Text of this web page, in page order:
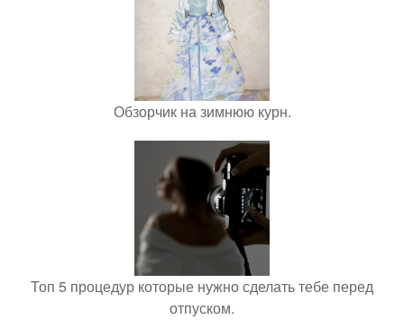
Обзорчик на зимнюю курн.
Топ 5 процедур которые нужно сделать тебе перед
отпуском.